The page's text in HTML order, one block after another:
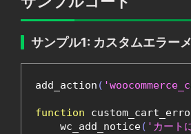
サンプル1: カスタムエラー
add_action (
function
    wc_add_notice
( 'カート